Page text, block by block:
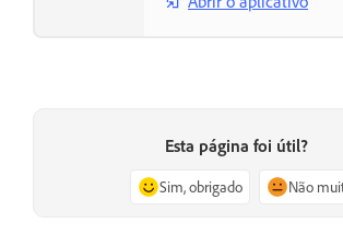
Esta página foi útil?
Sim, obrigado Não